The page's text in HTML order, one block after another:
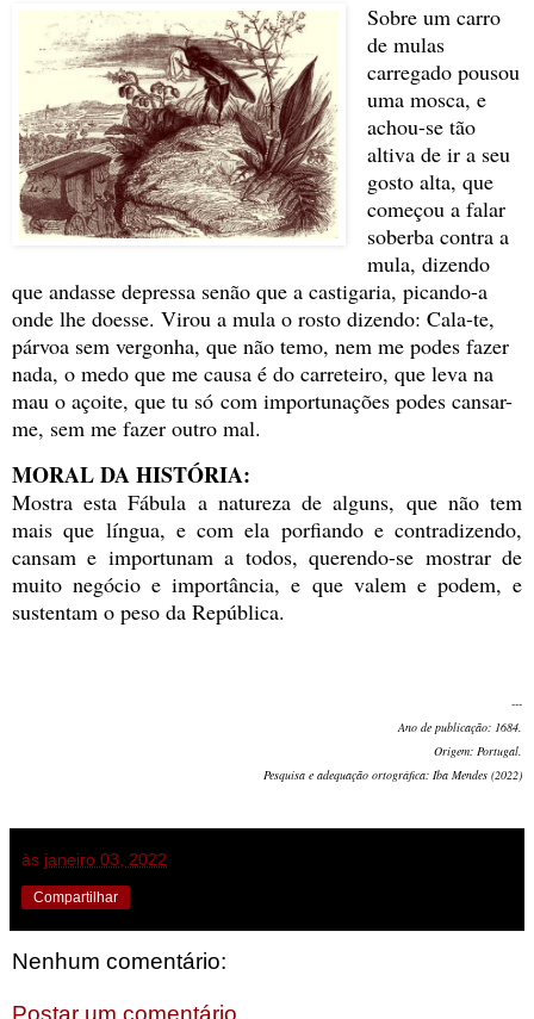
Sobre um carro
de mulas
carregado pousou
uma mosca, e
achou-se tão
altiva de ir a seu
gosto alta, que
começou a falar
soberba contra a
mula, dizendo
que andasse depressa senão que a castigaria, picando-a
onde lhe doesse. Virou a mula o rosto dizendo: Cala-te,
párvoa sem vergonha, que não temo, nem me podes fazer
nada, o medo que me causa é do carreteiro, que leva na
mau o açoite, que tu só com importunações podes cansar-
me, sem me fazer outro mal.
MORAL DA HISTÓRIA:
Mostra esta Fábula a natureza de alguns, que não tem
mais que língua, e com ela porfiando e contradizendo,
cansam e importunam a todos, querendo-se mostrar de
muito negócio e importância, e que valem e podem, e
sustentam o peso da República.
---
Ano de publicação: 1684.
Origem: Portugal.
Pesquisa e adequação ortográfica: Iba Mendes (2022)
às janeiro 03, 2022
Compartilhar
Nenhum comentário:
Postar um comentário